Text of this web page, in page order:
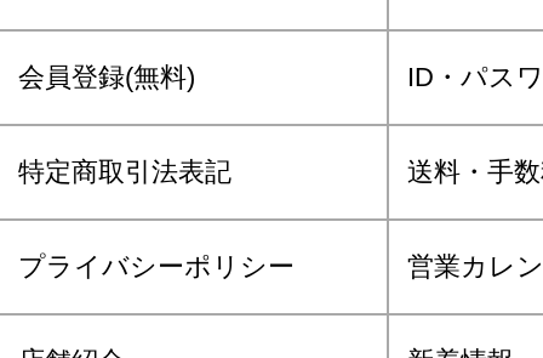
会員登録(無料) ID・パス
特定商取引法表記 送料・手
プライバシーポリシー 営業カレ